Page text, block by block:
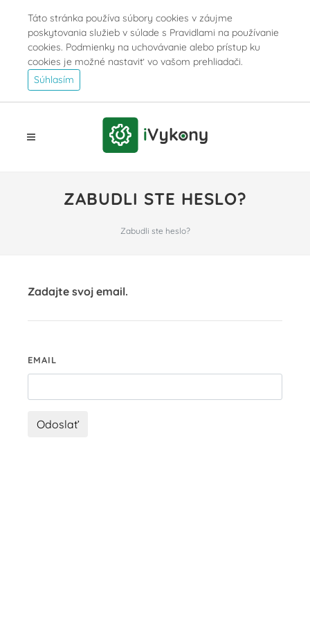
Táto stránka používa súbory cookies v záujme
poskytovania služieb v súlade s Pravidlami na používanie
cookies. Podmienky na uchovávanie alebo prístup ku
cookies je možné nastaviť vo vašom prehliadači.
Súhlasím
ZABUDLI STE HESLO?
Zabudli ste heslo?
Zadajte svoj email.
EMAIL
Odoslať